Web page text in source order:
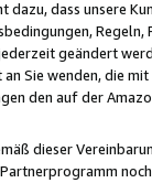
dass unsere
geändert
Sie wenden, die
den auf der
dieser